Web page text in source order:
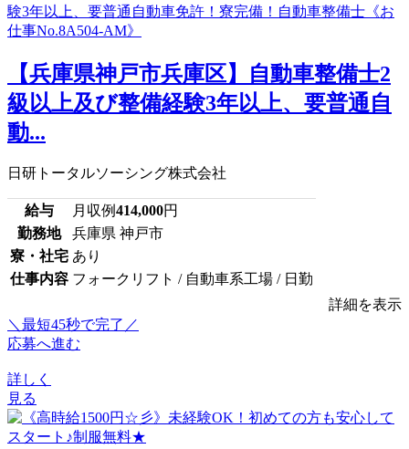
【兵庫県神戸市兵庫区】自動車整備士2
級以上及び整備経験3年以上、要普通自
動...
日研トータルソーシング株式会社
給与 月収例414,000円
勤務地
兵庫県 神戸市
寮・社宅 あり
仕事内容 フォークリフト / 自動車系工場 / 日勤
詳細を表示
＼最短45秒で完了／
応募へ進む
詳しく
見る